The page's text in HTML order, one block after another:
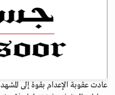
عادت عقوبة الإعدام بقوة إلى